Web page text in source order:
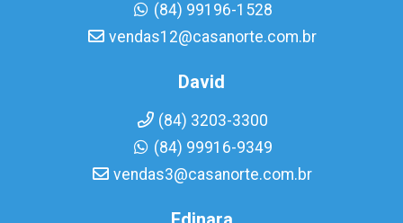
(84) 99196-1528
vendas12@casanorte.com.br
David
(84) 3203-3300
(84) 99916-9349
vendas3@casanorte.com.br